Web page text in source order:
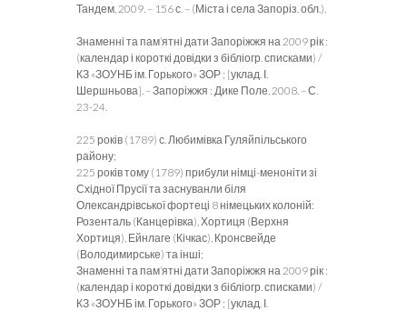
Тандем, 2009. – 156 с. – (Міста і села Запоріз. обл.).
Знаменні та пам’ятні дати Запоріжжя на 2009 рік :
(календар і короткі довідки з бібліогр. списками) /
КЗ «ЗОУНБ ім. Горького» ЗОР ; [уклад. І.
Шершньова]. – Запоріжжя : Дике Поле, 2008. – С.
23-24.
225 років (1789) с. Любимівка Гуляйпільського
району;
225 років тому (1789) прибули німці-меноніти зі
Східної Прусії та заснуванли біля
Олександрівської фортеці 8 німецьких колоній:
Розенталь (Канцерівка), Хортиця (Верхня
Хортиця), Ейнлаге (Кічкас), Кронсвейде
(Володимирське) та інші;
Знаменні та пам’ятні дати Запоріжжя на 2009 рік :
(календар і короткі довідки з бібліогр. списками) /
КЗ «ЗОУНБ ім. Горького» ЗОР ; [уклад. І.